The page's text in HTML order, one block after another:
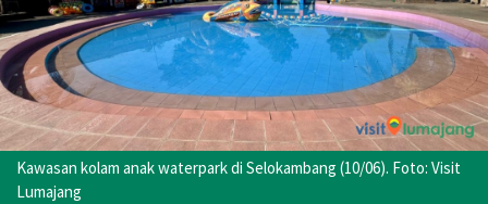
Kawasan kolam anak waterpark di Selokambang (10/06). Foto: Visit
Lumajang